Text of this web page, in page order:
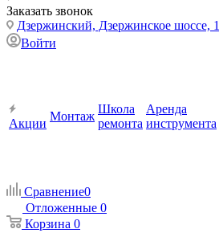
Заказать звонок
Дзержинский, Дзержинское шоссе, 1
Войти
Акции
Монтаж
Школа
ремонта
Аренда
инструмента
Сравнение0
Отложенные 0
Корзина 0